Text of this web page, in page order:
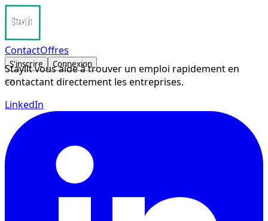
ContactOffres
S'inscrire Connexion
Staylit vous aide à trouver un emploi rapidement en
contactant directement les entreprises.
LinkedIn